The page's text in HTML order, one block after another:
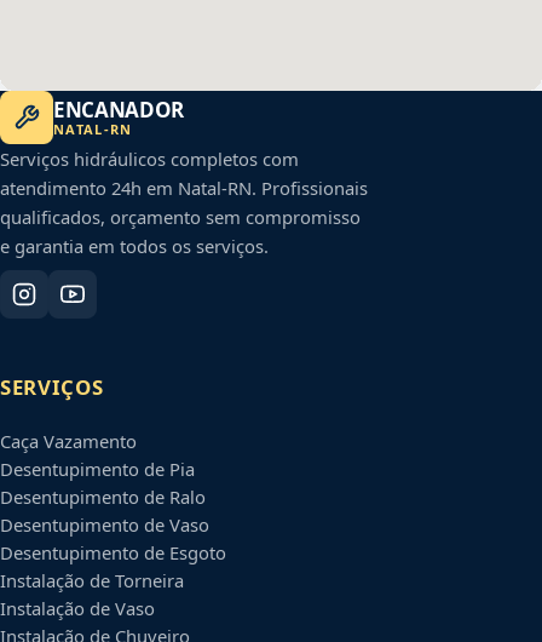
ENCANADOR
NATAL-RN
Serviços hidráulicos completos com
atendimento 24h em Natal-RN. Profissionais
qualificados, orçamento sem compromisso
e garantia em todos os serviços.
SERVIÇOS
Caça Vazamento
Desentupimento de Pia
Desentupimento de Ralo
Desentupimento de Vaso
Desentupimento de Esgoto
Instalação de Torneira
Instalação de Vaso
Instalação de Chuveiro